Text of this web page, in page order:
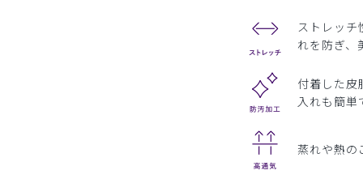
ストレッチ
れを防ぎ、
付着した皮
入れも簡単
蒸れや熱の